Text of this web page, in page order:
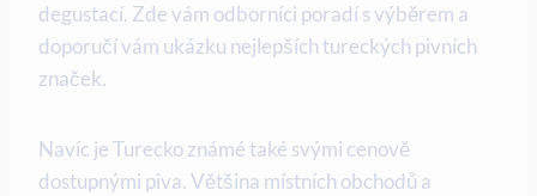
degustací. Zde vám odborníci poradí s výběrem a
doporučí vám ukázku nejlepších tureckých pivních
značek.
Navíc je Turecko známé také svými cenově
dostupnými piva. Většina místních obchodů a